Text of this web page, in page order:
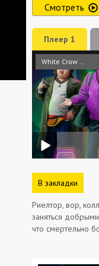
Смотреть
Плеер 1
В закладки
Риелтор, вор,
заняться
что смертельно